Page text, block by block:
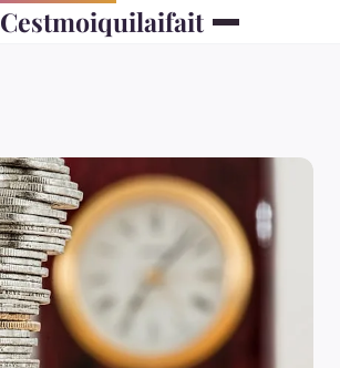
Cestmoiquilaifait